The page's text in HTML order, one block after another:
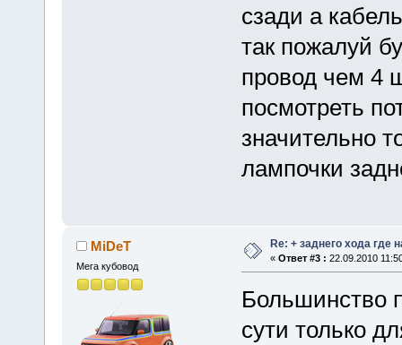
сзади а
так пожалуй
провод чем 4
посмотреть
значительно
лампочки
MiDeT
Мега кубовод
Re: + заднего хода где
« Ответ #3 : 22.09.2010
Большинство
сути только